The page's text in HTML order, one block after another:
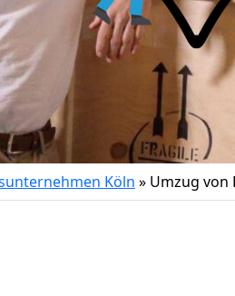
Köln » Umzug von